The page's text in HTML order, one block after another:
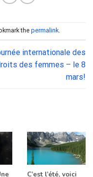
the permalink.
internationale des
des femmes – le 8
mars!
C’est l’été, voici